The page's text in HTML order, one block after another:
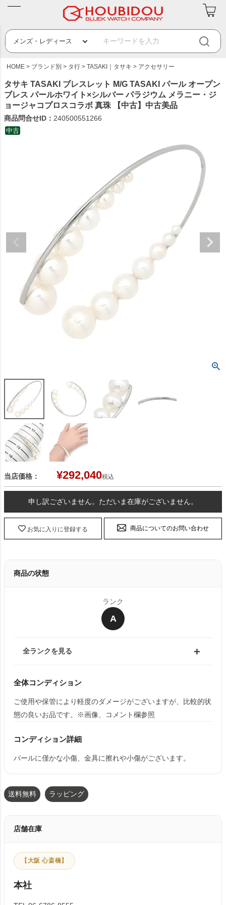
HOME ブランド別 タ行 TASAKI｜タサキ アクセサリー
タサキ TASAKI ブレスレット M/G TASAKI パール オープン
ブレス パールホワイト×シルバー パラジウム メラニー・ジ
ョージャコプロスコラボ 真珠 【中古】中古美品
商品問合せID： 240500551266
中古
当店価格： ¥292,040税込
申し訳ございません。ただいま在庫がございません。
お気に入りに登録する 商品についてのお問い合わせ
商品の状態
ランク
A
全ランクを見る
全体コンディション
ご使用や保管により軽度のダメージがございますが、比較的状
態の良いお品です。※画像、コメント欄参照
コンディション詳細
パールに僅かな小傷、金具に擦れや小傷がございます。
送料無料 ラッピング
店舗在庫
【大阪 心斎橋】
本社